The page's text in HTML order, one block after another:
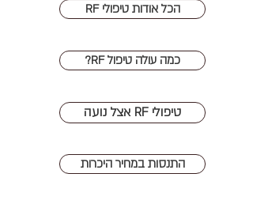
RF הכל אודות טיפולי
?RF כמה עולה טיפול
אצל נועה RF טיפולי
התנסות במחיר היכרות